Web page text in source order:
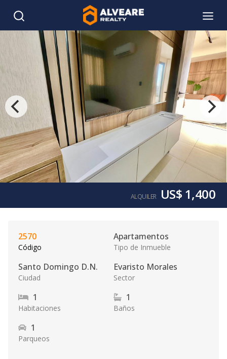
ALQUILER US$ 1,400
2570
Código
Apartamentos
Tipo de Inmueble
Santo Domingo D.N.
Ciudad
Evaristo Morales
Sector
1
Habitaciones
1
Baños
1
Parqueos